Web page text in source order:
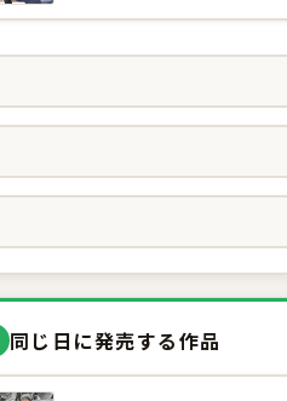
同じ日に発売する作品